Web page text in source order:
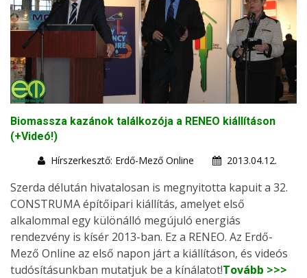
Biomassza kazánok találkozója a RENEO kiállításon
(+Videó!)
Hírszerkesztő: Erdő-Mező Online
2013.04.12.
Szerda délután hivatalosan is megnyitotta kapuit a 32.
CONSTRUMA építőipari kiállítás, amelyet első
alkalommal egy különálló megújuló energiás
rendezvény is kísér 2013-ban. Ez a RENEO. Az Erdő-
Mező Online az első napon járt a kiállításon, és videós
tudósításunkban mutatjuk be a kínálatot!Tovább >>>